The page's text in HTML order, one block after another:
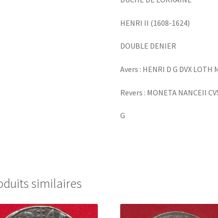
HENRI II (1608-1624)
DOUBLE DENIER
Avers : HENRI D G DVX LOTH
Revers : MONETA NANCEII
G
similaires